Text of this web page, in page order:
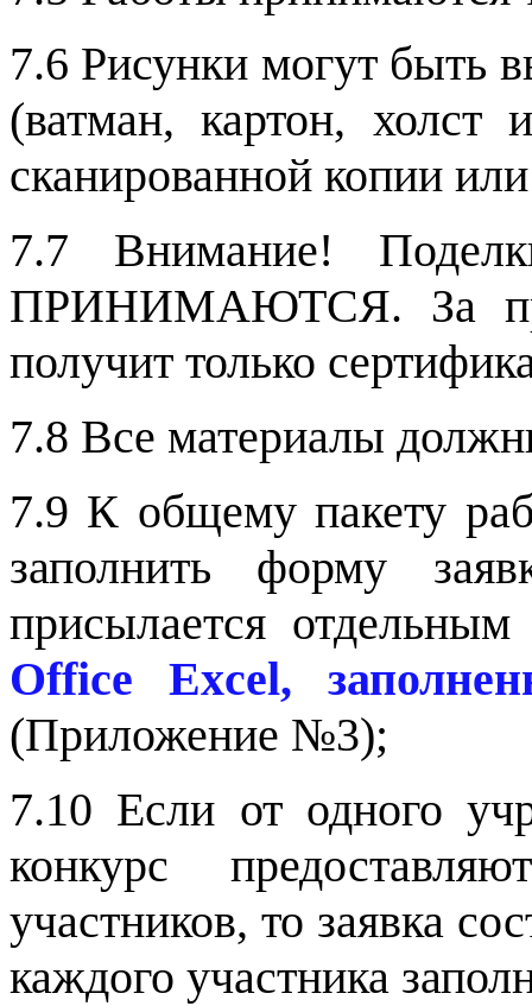
7.6 Рисунки могут быть
(ватман, картон,
сканированной копии
7.7 Внимание!
ПРИНИМАЮТСЯ. За
получит только
7.8 Все материалы
7.9 К общему пакету
заполнить форму
присылается
Office Excel,
(Приложение №3);
7.10 Если от одного
конкурс
участников, то заявка
каждого участника